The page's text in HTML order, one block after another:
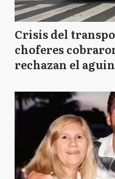
Crisis del
choferes
rechazan el